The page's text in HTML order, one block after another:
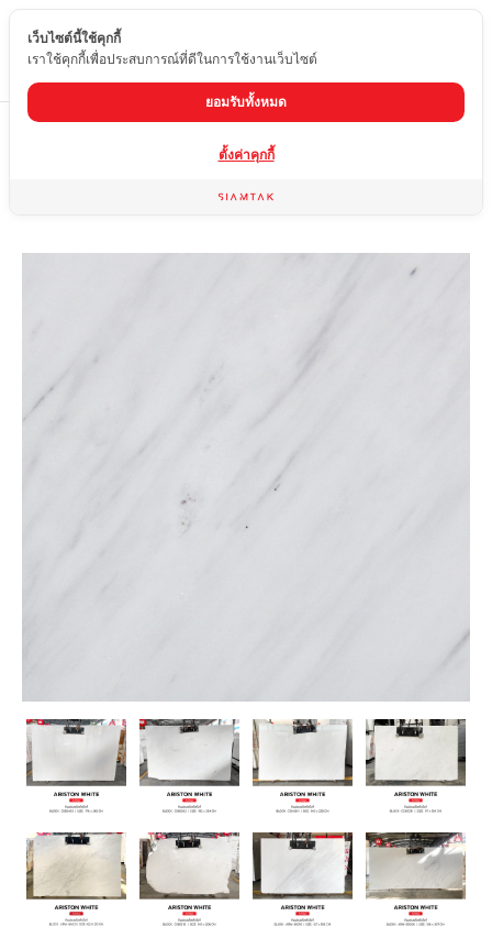
TH
หินอ่อน ARISTON WHITE
เว็บไซต์นี้ใช้คุกกี้
เราใช้คุกกี้เพื่อประสบการณ์ที่ดีในการใช้งานเว็บไซต์
ยอมรับทั้งหมด
ตั้งค่าคุกกี้